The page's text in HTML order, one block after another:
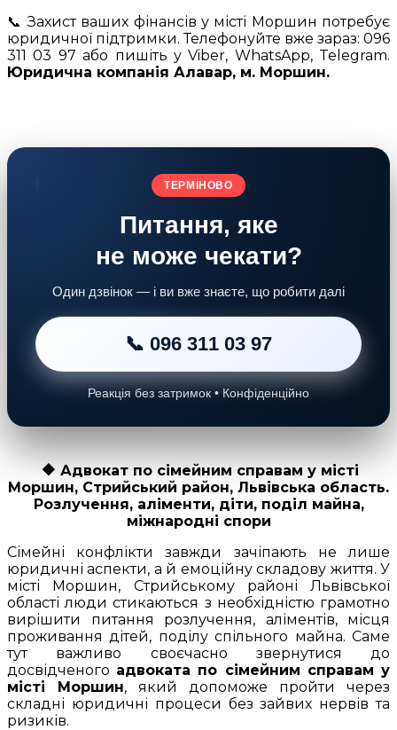
📞 Захист ваших фінансів у місті Моршин потребує
юридичної підтримки. Телефонуйте вже зараз: 096
311 03 97 або пишіть у Viber, WhatsApp, Telegram.
Юридична компанія Алавар, м. Моршин.
ТЕРМІНОВО
Питання, яке
не може чекати?
Один дзвінок — і ви вже знаєте, що робити далі
📞 096 311 03 97
Реакція без затримок • Конфіденційно
🔶 Адвокат по сімейним справам у місті
Моршин, Стрийський район, Львівська область.
Розлучення, аліменти, діти, поділ майна,
міжнародні спори
Сімейні конфлікти завжди зачіпають не лише
юридичні аспекти, а й емоційну складову життя. У
місті Моршин, Стрийському районі Львівської
області люди стикаються з необхідністю грамотно
вирішити питання розлучення, аліментів, місця
проживання дітей, поділу спільного майна. Саме
тут важливо своєчасно звернутися до
досвідченого адвоката по сімейним справам у
місті Моршин, який допоможе пройти через
складні юридичні процеси без зайвих нервів та
ризиків.